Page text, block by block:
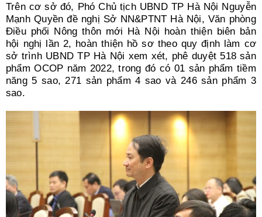
Trên cơ sở đó, Phó Chủ tịch UBND TP Hà Nội Nguyễn
Mạnh Quyền đề nghị Sở NN&PTNT Hà Nội, Văn phòng
Điều phối Nông thôn mới Hà Nội hoàn thiện biên bản
hội nghị lần 2, hoàn thiện hồ sơ theo quy định làm cơ
sở trình UBND TP Hà Nội xem xét, phê duyệt 518 sản
phẩm OCOP năm 2022, trong đó có 01 sản phẩm tiềm
năng 5 sao, 271 sản phẩm 4 sao và 246 sản phẩm 3
sao.